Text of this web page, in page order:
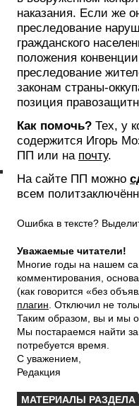
наказания. Если же
преследование
гражданского
положения
преследование
законам страны-
позиция
Как помочь? Тех, у
содержится Игорь
ПП или на почту.
На сайте ПП можно
всем
Ошибка в тексте?
Уважаемые читатели!
Многие годы на нашем
комментирования,
(как говорится «без
плагин . Отключил не
Таким образом, вы и мы
Мы постараемся найти
потребуется время.
С уважением,
Редакция
МАТЕРИАЛЫ РАЗДЕЛА